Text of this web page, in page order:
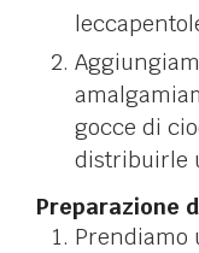
gocce di
distribuirle
Preparazione
Prendiamo